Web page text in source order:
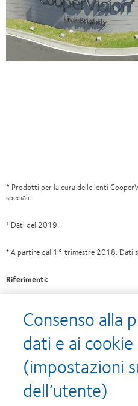
* Prodotti per la cura delle lenti
speciali.
† Dati del 2019.
‡ A partire dal 1° trimestre 2018. Dati
Riferimenti:
I nostri prodotti
Tecnologia delle lenti a
Consenso alla
dati e ai cookie
(impostazioni
dell’utente)